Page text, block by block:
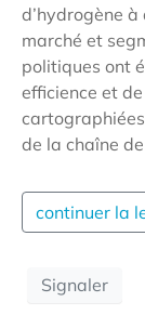
d’hydrogène
marché et
politiques ont
efficience et
de la chaîne
continuer la
Signaler